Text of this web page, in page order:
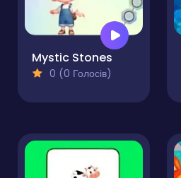
Mystic Stones
0 (0 Голосів)